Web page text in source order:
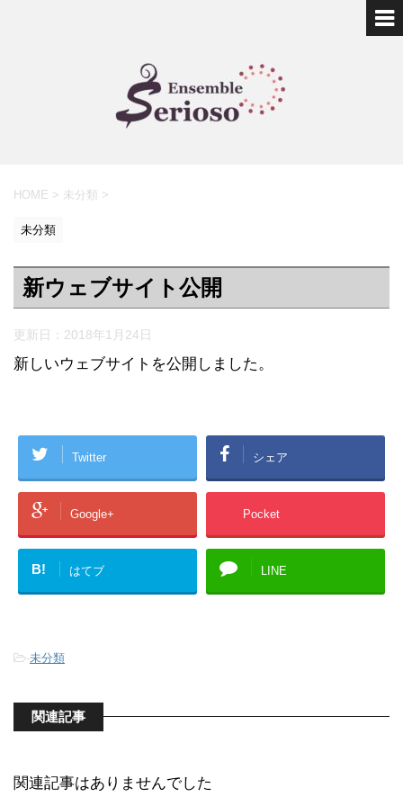
HOME > 未分類 >
未分類
新ウェブサイト公開
更新日： 2018年1月24日
新しいウェブサイトを公開しました。
Twitter シェア
Google+ Pocket
B! はてブ LINE
-未分類
関連記事
関連記事はありませんでした